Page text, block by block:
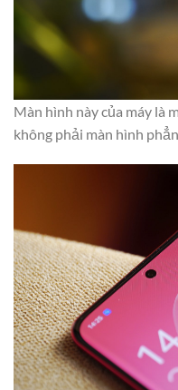
Màn hình này của máy là
không phải màn hình